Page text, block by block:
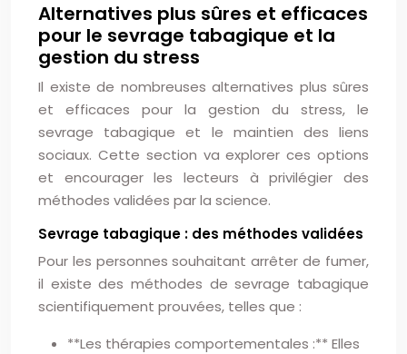
Alternatives plus sûres et efficaces
pour le sevrage tabagique et la
gestion du stress
Il existe de nombreuses alternatives plus sûres
et efficaces pour la gestion du stress, le
sevrage tabagique et le maintien des liens
sociaux. Cette section va explorer ces options
et encourager les lecteurs à privilégier des
méthodes validées par la science.
Sevrage tabagique : des méthodes validées
Pour les personnes souhaitant arrêter de fumer,
il existe des méthodes de sevrage tabagique
scientifiquement prouvées, telles que :
**Les thérapies comportementales :** Elles